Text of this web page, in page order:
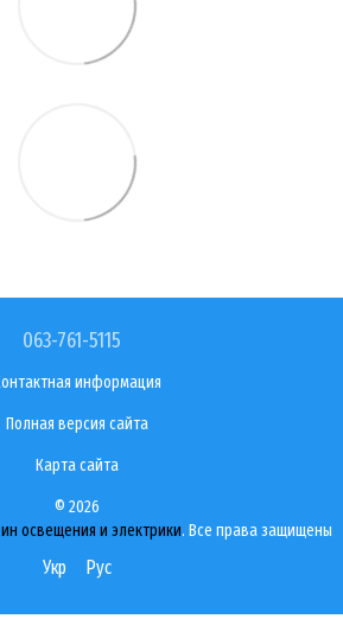
063-761-5115
информация
Полная версия сайта
Карта сайта
© 2026
освещения и электрики. Все права защищены
Укр Рус